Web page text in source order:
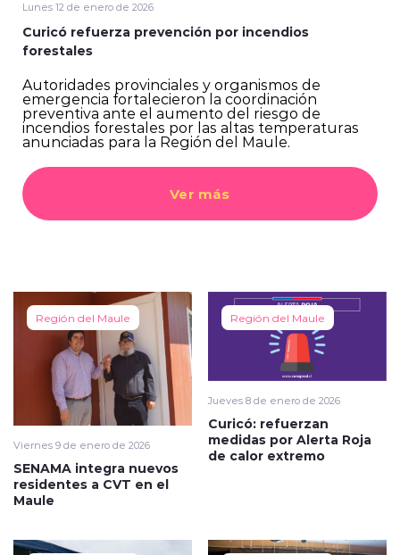
Lunes 12 de enero de 2026
Curicó refuerza prevención por incendios
forestales
Autoridades provinciales y organismos de
emergencia fortalecieron la coordinación
preventiva ante el aumento del riesgo de
incendios forestales por las altas temperaturas
anunciadas para la Región del Maule.
Ver más
Región del Maule
Viernes 9 de enero de 2026
SENAMA integra nuevos
residentes a CVT en el
Maule
Región del Maule
Jueves 8 de enero de 2026
Curicó: refuerzan
medidas por Alerta Roja
de calor extremo